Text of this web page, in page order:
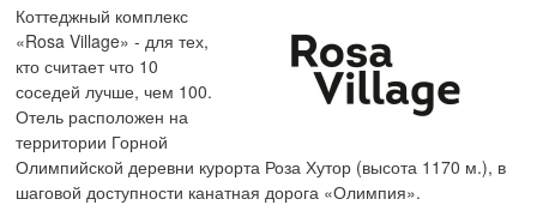
Коттеджный комплекс
«Rosa Village» - для тех,
кто считает что 10
соседей лучше, чем 100.
Отель расположен на
территории Горной
Олимпийской деревни курорта Роза Хутор (высота 1170 м.), в
шаговой доступности канатная дорога «Олимпия».